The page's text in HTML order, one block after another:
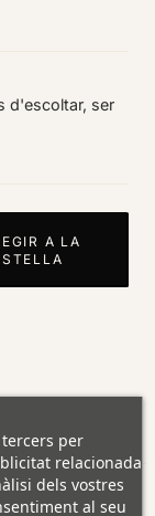
d'escoltar, ser
per
relacionada
dels vostres
al seu